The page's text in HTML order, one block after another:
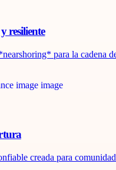
resiliente
para la cadena
creada para